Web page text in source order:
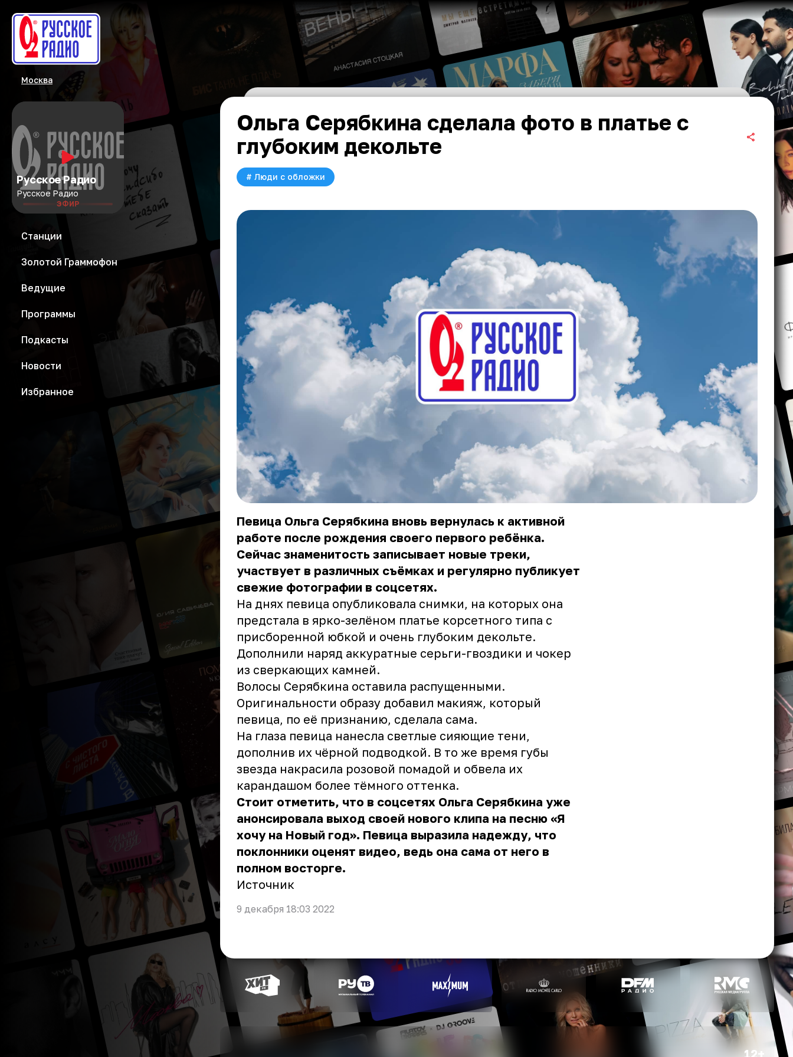
Москва
Русское Радио
Русское Радио
ЭФИР
Станции
Золотой Граммофон
Ведущие
Программы
Подкасты
Новости
Избранное
Ольга Серябкина сделала фото в платье с
глубоким декольте
# Люди с обложки
Певица Ольга Серябкина вновь вернулась к активной
работе после рождения своего первого ребёнка.
Сейчас знаменитость записывает новые треки,
участвует в различных съёмках и регулярно публикует
свежие фотографии в соцсетях.
На днях певица опубликовала снимки, на которых она
предстала в ярко-зелёном платье корсетного типа с
присборенной юбкой и очень глубоким декольте.
Дополнили наряд аккуратные серьги-гвоздики и чокер
из сверкающих камней.
Волосы Серябкина оставила распущенными.
Оригинальности образу добавил макияж, который
певица, по её признанию, сделала сама.
На глаза певица нанесла светлые сияющие тени,
дополнив их чёрной подводкой. В то же время губы
звезда накрасила розовой помадой и обвела их
карандашом более тёмного оттенка.
Стоит отметить, что в соцсетях Ольга Серябкина уже
анонсировала выход своей нового клипа на песню «Я
хочу на Новый год». Певица выразила надежду, что
поклонники оценят видео, ведь она сама от него в
полном восторге.
Источник
9 декабря 18:03 2022
12+